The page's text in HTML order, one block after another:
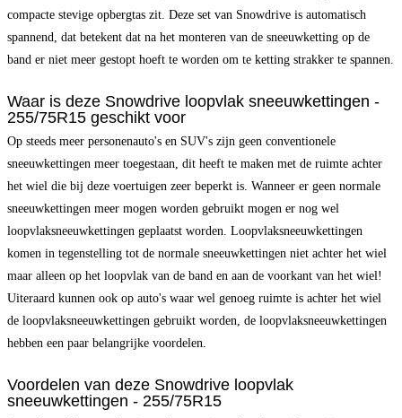
compacte stevige opbergtas zit. Deze set van Snowdrive is automatisch
spannend, dat betekent dat na het monteren van de sneeuwketting op de
band er niet meer gestopt hoeft te worden om te ketting strakker te spannen.
Waar is deze Snowdrive loopvlak sneeuwkettingen -
255/75R15 geschikt voor
Op steeds meer personenauto's en SUV's zijn geen conventionele
sneeuwkettingen meer toegestaan, dit heeft te maken met de ruimte achter
het wiel die bij deze voertuigen zeer beperkt is. Wanneer er geen normale
sneeuwkettingen meer mogen worden gebruikt mogen er nog wel
loopvlaksneeuwkettingen geplaatst worden. Loopvlaksneeuwkettingen
komen in tegenstelling tot de normale sneeuwkettingen niet achter het wiel
maar alleen op het loopvlak van de band en aan de voorkant van het wiel!
Uiteraard kunnen ook op auto's waar wel genoeg ruimte is achter het wiel
de loopvlaksneeuwkettingen gebruikt worden, de loopvlaksneeuwkettingen
hebben een paar belangrijke voordelen.
Voordelen van deze Snowdrive loopvlak
sneeuwkettingen - 255/75R15